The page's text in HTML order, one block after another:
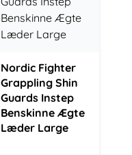
Nordic Fighter
Grappling Shin
Guards Instep
Benskinne Ægte
Læder Large